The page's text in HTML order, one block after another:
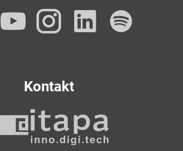
Facebook
YouTube
Instagram
Kontakt